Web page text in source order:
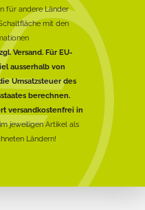
für andere Länder
mit den
Versand. Für EU-
ausserhalb von
Umsatzsteuer des
berechnen.
versandkostenfrei in
jeweiligen Artikel als
Ländern!